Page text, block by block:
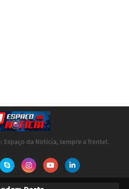
da Notícia, sempre a frente!.